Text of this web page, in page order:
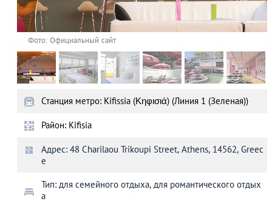
Фото: Официальный сайт
Станция метро: Kifissia (Κηφισιά) (Линия 1 (Зеленая))
Район: Kifisia
Адрес: 48 Charilaou Trikoupi Street, Athens, 14562, Greec
e
Тип: для семейного отдыха, для романтического отдых
а